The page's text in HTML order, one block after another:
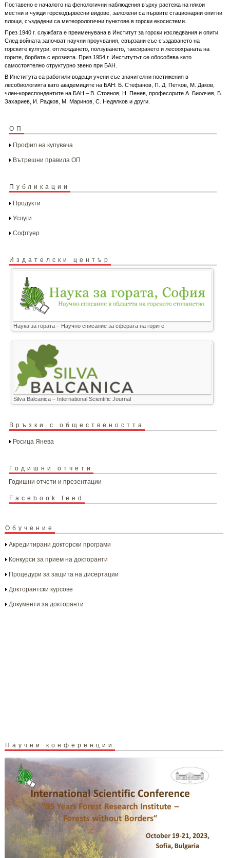
Поставено е началото на фенологични наблюдения върху растежа на някои
местни и чужди горскодървесни видове, заложени са първите стационарни опитни
площи, създадени са метеорологични пунктове в горски екосистеми.
През 1940 г. службата е преименувана в Институт за горски изследвания и опити.
След войната започват научни проучвания, свързани със създаването на
горските култури, отглеждането, ползуването, таксирането и лесоохраната на
горите, борбата с ерозията. През 1954 г. Институтът се обособява като
самостоятелно структурно звено при БАН.
В Института са работили водещи учени със значителни постижения в
лесобиологията като академиците на БАН: Б. Стефанов, П. Д. Петков, М. Даков,
член-кореспондентите на БАН – В. Стоянов, Н. Пенев, професорите А. Биолчев, Б.
Захариев, И. Радков, М. Маринов, С. Недялков и други.
ОП
Профил на купувача
Вътрешни правила ОП
Публикации
Продукти
Услуги
Софтуер
Издателски център
Наука за гората – Научно списание за сферата на горите
Silva Balcanica – International Scientific Journal
Връзки с обществеността
Росица Янева
Годишни отчети
Годишни отчети и презентации
Facebook feed
Обучение
Акредитирани докторски програми
Конкурси за прием на докторанти
Процедури за защита на дисертации
Докторантски курсове
Документи за докторанти
Научни конференции